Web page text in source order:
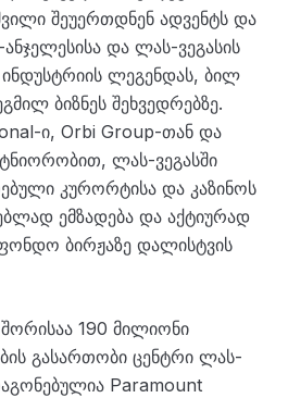
შეუერთდნენ ადვენტს და
და ლას-ვეგასის
ინდუსტრიის ლეგენდას, ბილ
ბიზნეს შეხვედრებზე.
ი, Orbi Group-თან და
ლას-ვეგასში
კურორტისა და კაზინოს
ემზადება და აქტიურად
ბირჟაზე დალისტვის
190 მილიონი
გასართობი ცენტრი ლას-
Paramount